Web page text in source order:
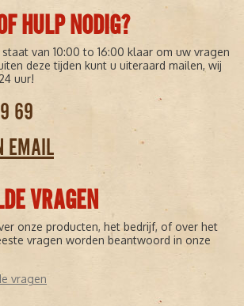
HULP NODIG?
van 10:00 to 16:00 klaar om uw vragen
deze tijden kunt u uiteraard mailen, wij
uur!
69
EMAIL
VRAGEN
onze producten, het bedrijf, of over het
vragen worden beantwoord in onze
vragen